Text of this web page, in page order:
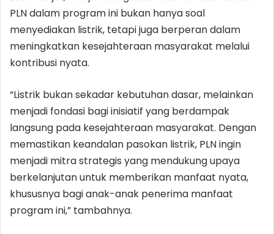
PLN dalam program ini bukan hanya soal
menyediakan listrik, tetapi juga berperan dalam
meningkatkan kesejahteraan masyarakat melalui
kontribusi nyata.
“Listrik bukan sekadar kebutuhan dasar, melainkan
menjadi fondasi bagi inisiatif yang berdampak
langsung pada kesejahteraan masyarakat. Dengan
memastikan keandalan pasokan listrik, PLN ingin
menjadi mitra strategis yang mendukung upaya
berkelanjutan untuk memberikan manfaat nyata,
khususnya bagi anak-anak penerima manfaat
program ini,” tambahnya.